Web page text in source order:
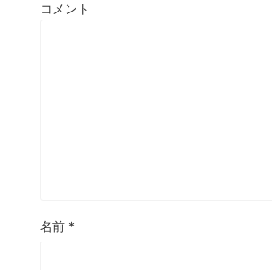
コメント
名前 *